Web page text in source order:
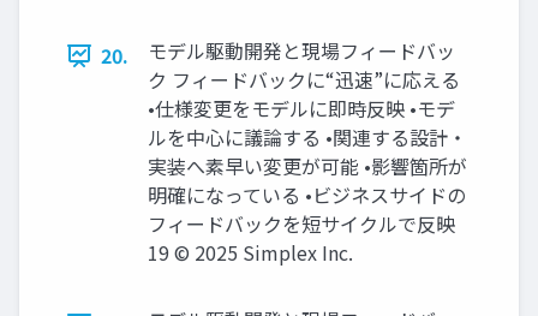
20.
モデル駆動開発と現場フィードバッ
ク フィードバックに“迅速”に応える
•仕様変更をモデルに即時反映 •モデ
ルを中心に議論する •関連する設計・
実装へ素早い変更が可能 •影響箇所が
明確になっている •ビジネスサイドの
フィードバックを短サイクルで反映
19 © 2025 Simplex Inc.